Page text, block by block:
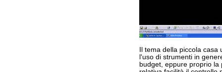
Il tema della piccola
l'uso di strumenti in
budget, eppure proprio